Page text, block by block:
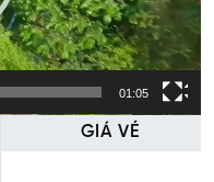
01:05
GIÁ VÉ